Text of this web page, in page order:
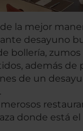
la mejor
desayuno
bollería,
además de
de un
donde está